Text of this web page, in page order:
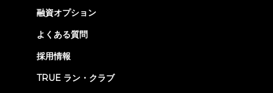
融資オプション
よくある質問
採用情報
TRUE ラン・クラブ